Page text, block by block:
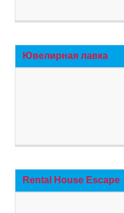
Ювелирная лавка
Rental House Escape